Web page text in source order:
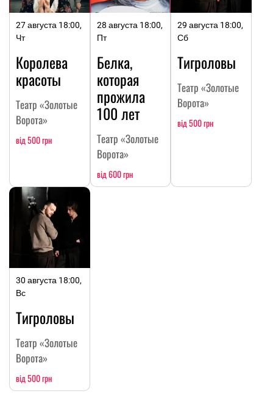
27 августа 18:00,
Чт
Королева
красоты
Театр «Золотые
Ворота»
від 500 грн
28 августа 18:00,
Пт
Белка,
которая
прожила
100 лет
Театр «Золотые
Ворота»
від 600 грн
29 августа 18:00,
Сб
Тигроловы
Театр «Золотые
Ворота»
від 500 грн
30 августа 18:00,
Вс
Тигроловы
Театр «Золотые
Ворота»
від 500 грн